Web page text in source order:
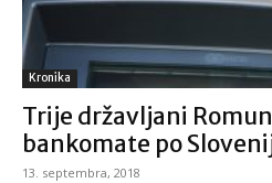
Kronika
Trije državljani
bankomate po
13. septembra, 2018